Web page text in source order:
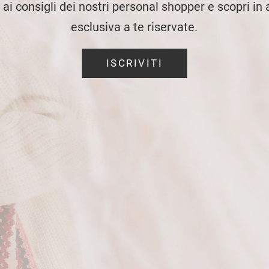
consigli dei nostri personal shopper e scopri
esclusiva a te riservate.
ISCRIVITI